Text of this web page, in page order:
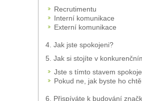
Recrutimentu
Interní komunikace
Externí komunikace
4. Jak jste spokojeni?
5. Jak si stojíte v
Jste s tímto stavem
Pokud ne, jak byste ho
6. Přispíváte k budování